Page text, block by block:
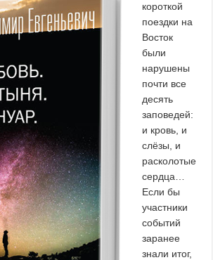
короткой
поездки на
Восток
были
нарушены
почти все
десять
заповедей:
и кровь, и
слёзы, и
расколотые
сердца…
Если бы
участники
событий
заранее
знали итог,